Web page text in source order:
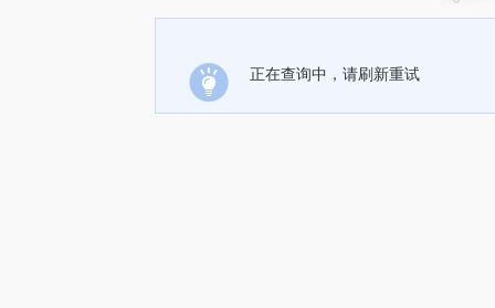
正在查询中，请刷新重试